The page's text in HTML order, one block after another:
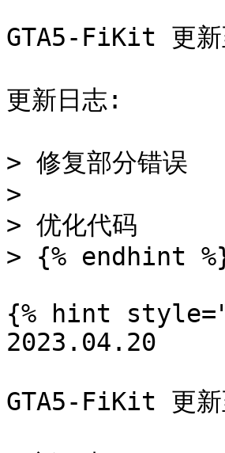
GTA5-FiKit 更
更新日志:
> 修复部分错误
>
> 优化代码
> {% endhint
{% hint
2023.04.20
GTA5-FiKit 更